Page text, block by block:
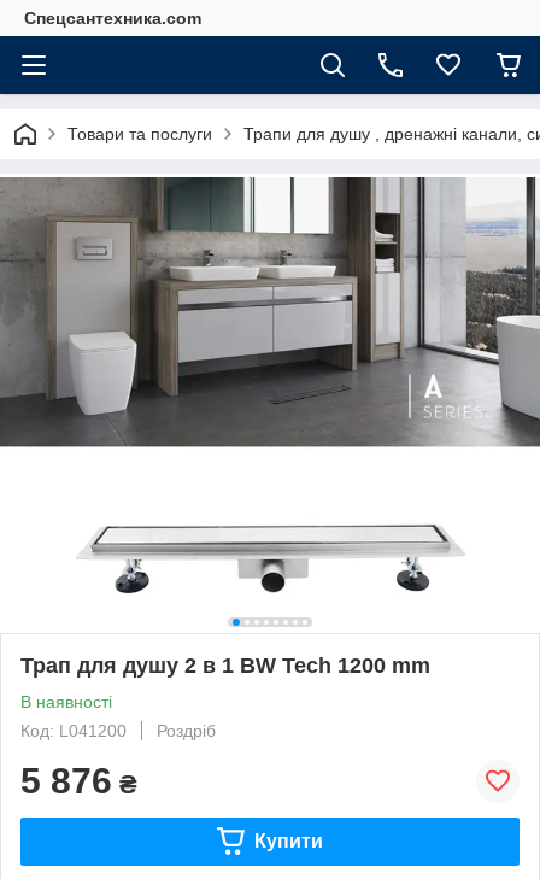
Спецсантехника.com
Товари та послуги Трапи для душу , дренажні канали,
Трап для душу 2 в 1 BW Tech 1200 mm
В наявності
Код: L041200
Роздріб
5 876 ₴
Купити